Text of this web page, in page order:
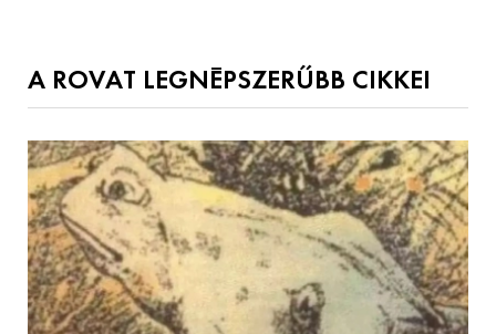
A ROVAT LEGNÉPSZERŰBB CIKKEI